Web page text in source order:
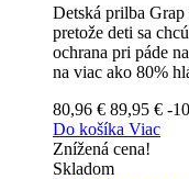
Detská prilba Grap
pretože deti sa
ochrana pri páde
na viac ako 80%
80,96 € 89,95 € -
Do košíka Viac
Znížená cena!
Skladom